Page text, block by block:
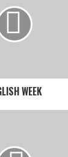
WEEK